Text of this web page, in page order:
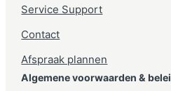
Service Support
Contact
Afspraak plannen
Algemene voorwaarden &